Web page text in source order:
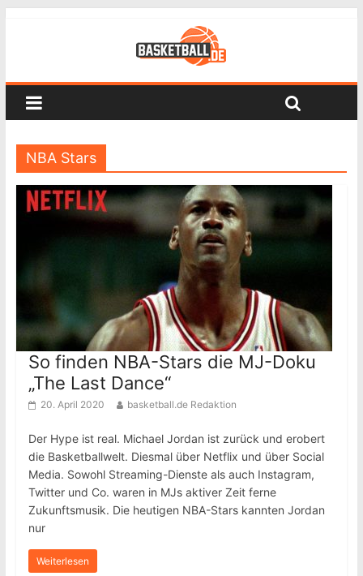
NBA Stars
So finden NBA-Stars die MJ-Doku
„The Last Dance“
20. April 2020 basketball.de Redaktion
Der Hype ist real. Michael Jordan ist zurück und erobert
die Basketballwelt. Diesmal über Netflix und über Social
Media. Sowohl Streaming-Dienste als auch Instagram,
Twitter und Co. waren in MJs aktiver Zeit ferne
Zukunftsmusik. Die heutigen NBA-Stars kannten Jordan
nur
Weiterlesen